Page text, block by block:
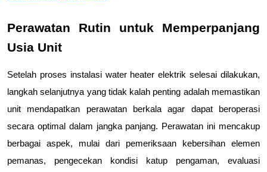
Perawatan Rutin untuk Memperpanjang
Usia Unit
Setelah proses instalasi water heater elektrik selesai dilakukan,
langkah selanjutnya yang tidak kalah penting adalah memastikan
unit mendapatkan perawatan berkala agar dapat beroperasi
secara optimal dalam jangka panjang. Perawatan ini mencakup
berbagai aspek, mulai dari pemeriksaan kebersihan elemen
pemanas, pengecekan kondisi katup pengaman, evaluasi